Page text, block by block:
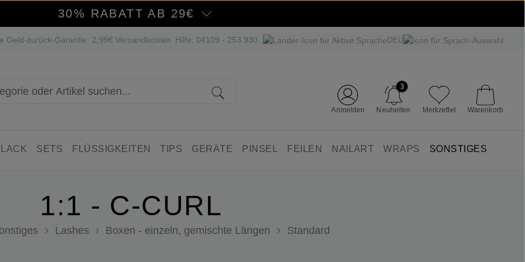
30% RABATT AB 29€
Geld-zurück-Garantie 2,99€ Versandkosten Hilfe: 04109 - 253 930 DEU
Anmelden Neuheiten
3
Merkzettel Warenkorb
SETS FLÜSSIGKEITEN TIPS GERÄTE PINSEL FEILEN NAILART WRAPS SONSTIGES
1:1 - C-CURL
Lashes Boxen - einzeln, gemischte Längen Standard